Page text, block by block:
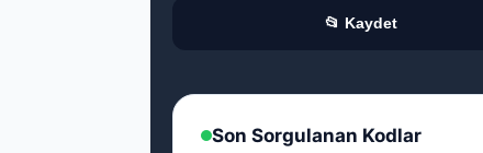
📂 Kaydet
Son Sorgulanan Kodlar